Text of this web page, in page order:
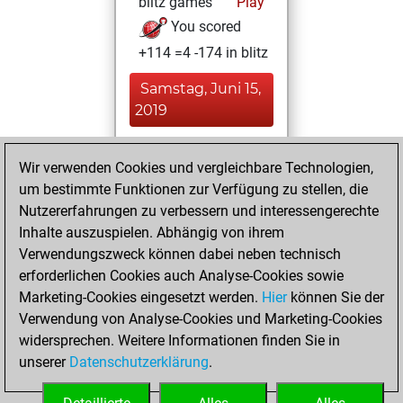
You scored
+114 =4 -174 in blitz
Samstag, Juni 15,
2019
You played 3
bullet games
Play
You scored +1
=0 -2 in bullet
Sonntag, Juni 9,
2019
You played 61
slow games
Play
You scored +20
=0 -41 in slow games
Wir verwenden Cookies und vergleichbare Technologien,
um bestimmte Funktionen zur Verfügung zu stellen, die
Nutzererfahrungen zu verbessern und interessengerechte
Inhalte auszuspielen. Abhängig von ihrem
Verwendungszweck können dabei neben technisch
erforderlichen Cookies auch Analyse-Cookies sowie
Marketing-Cookies eingesetzt werden. Hierkönnen Sie der
Verwendung von Analyse-Cookies und Marketing-Cookies
widersprechen. Weitere Informationen finden Sie in
unserer Datenschutzerklärung.